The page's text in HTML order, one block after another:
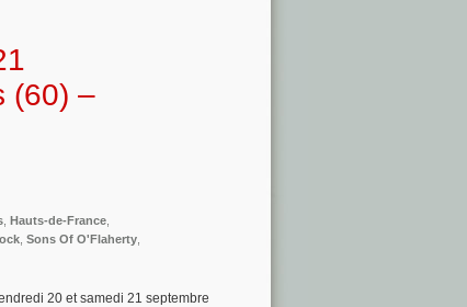
(60) –
Hauts-de-France
Sons Of O'Flaherty
20 et samedi 21 septembre